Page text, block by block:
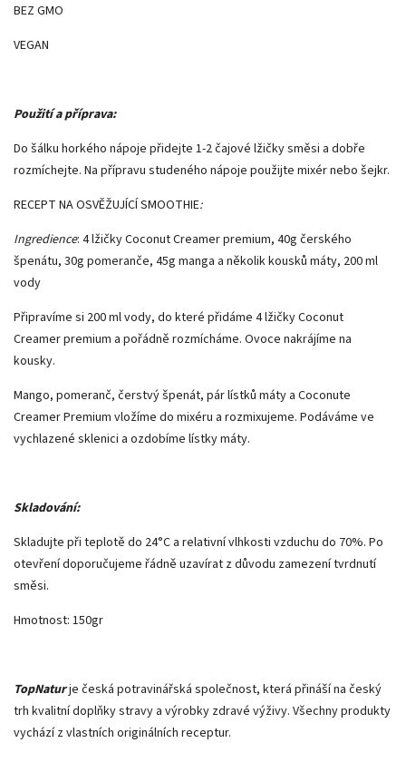
BEZ GMO
VEGAN
Použití a příprava:
Do šálku horkého nápoje přidejte 1-2 čajové lžičky směsi a dobře
rozmíchejte. Na přípravu studeného nápoje použijte mixér nebo šejkr.
RECEPT NA OSVĚŽUJÍCÍ SMOOTHIE:
Ingredience: 4 lžičky Coconut Creamer premium, 40g čerského
špenátu, 30g pomeranče, 45g manga a několik kousků máty, 200 ml
vody
Připravíme si 200 ml vody, do které přidáme 4 lžičky Coconut
Creamer premium a pořádně rozmícháme. Ovoce nakrájíme na
kousky.
Mango, pomeranč, čerstvý špenát, pár lístků máty a Coconute
Creamer Premium vložíme do mixéru a rozmixujeme. Podáváme ve
vychlazené sklenici a ozdobíme lístky máty.
Skladování:
Skladujte při teplotě do 24°C a relativní vlhkosti vzduchu do 70%. Po
otevření doporučujeme řádně uzavírat z důvodu zamezení tvrdnutí
směsi.
Hmotnost: 150gr
TopNaturje česká potravinářská společnost, která přináší na český
trh kvalitní doplňky stravy a výrobky zdravé výživy. Všechny produkty
vychází z vlastních originálních receptur.